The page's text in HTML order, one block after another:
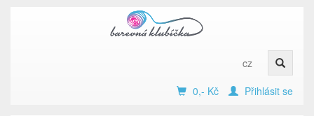
cz
0,- Kč Přihlásit se